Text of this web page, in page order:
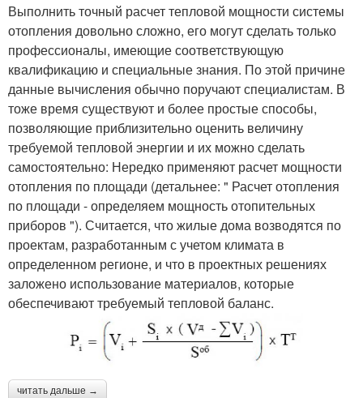
Выполнить точный расчет тепловой мощности системы
отопления довольно сложно, его могут сделать только
профессионалы, имеющие соответствующую
квалификацию и специальные знания. По этой причине
данные вычисления обычно поручают специалистам. В
тоже время существуют и более простые способы,
позволяющие приблизительно оценить величину
требуемой тепловой энергии и их можно сделать
самостоятельно: Нередко применяют расчет мощности
отопления по площади (детальнее: " Расчет отопления
по площади - определяем мощность отопительных
приборов "). Считается, что жилые дома возводятся по
проектам, разработанным с учетом климата в
определенном регионе, и что в проектных решениях
заложено использование материалов, которые
обеспечивают требуемый тепловой баланс.
читать дальше →